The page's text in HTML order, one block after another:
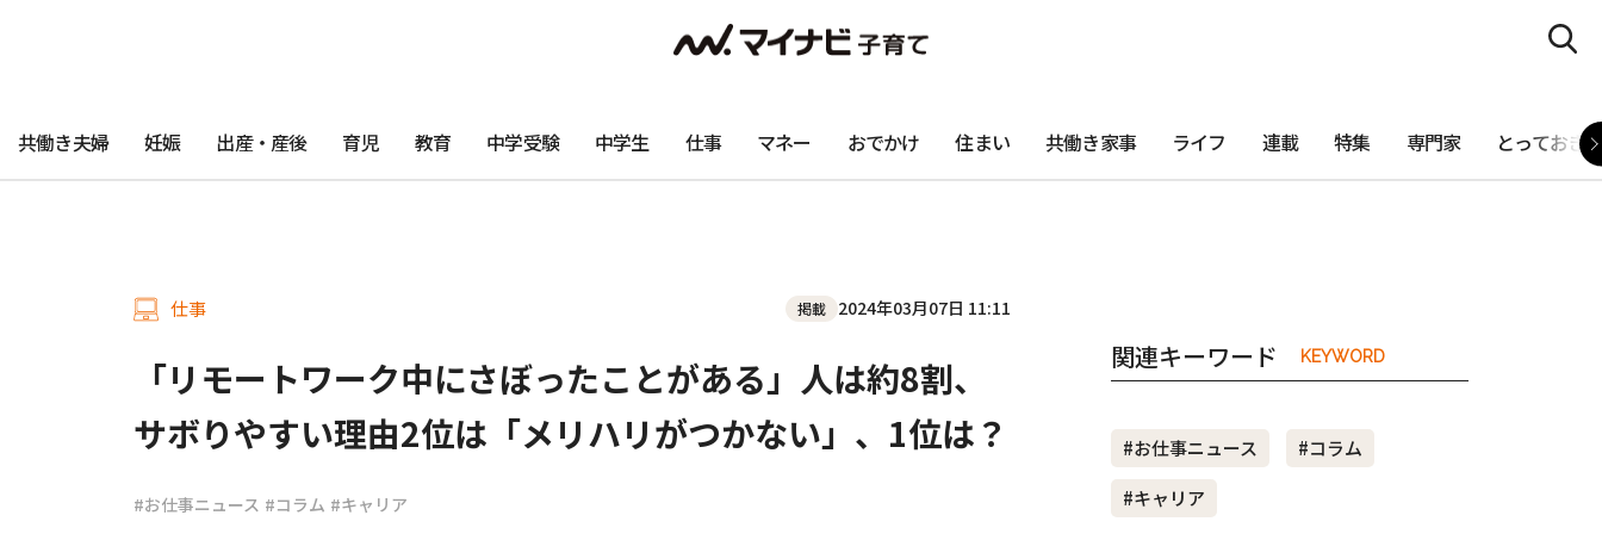
共働き夫婦 妊娠 出産・産後 育児 教育 中学受験 中学生 仕事 マネー おでかけ 住まい 共働き家事 ライフ 連載 特集 専門家 とっておき
仕事 掲載 2024年03月07日 11:11
「リモートワーク中にさぼったことがある」人は約8割、
サボりやすい理由2位は「メリハリがつかない」、1位は？
#お仕事ニュース #コラム #キャリア
関連キーワード KEYWORD
#お仕事ニュース
#コラム
#キャリア